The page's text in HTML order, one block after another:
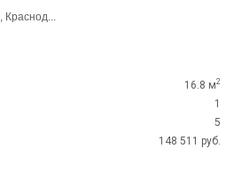
16.8 м2
1
5
148 511 руб.